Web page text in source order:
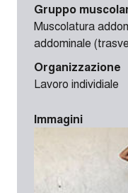
Gruppo
Muscolatura
addominale
Organizzazione
Lavoro individiale
Immagini